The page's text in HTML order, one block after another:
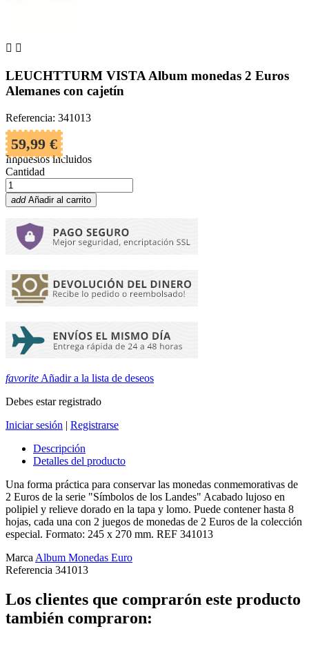
 
LEUCHTTURM VISTA Album monedas 2 Euros
Alemanes con cajetín
Referencia: 341013
59,99 €
Impuestos incluidos
Cantidad
add Añadir al carrito
favorite Añadir a la lista de deseos
Debes estar registrado
Iniciar sesión | Registrarse
Descripción
Detalles del producto
Una forma práctica para conservar las monedas conmemorativas de
2 Euros de la serie "Símbolos de los Landes" Acabado lujoso en
polipiel y relieve dorado en la tapa y lomo. Puede contener hasta 8
hojas, cada una con 2 juegos de monedas de 2 Euros de la colección
especial. Formato: 245 x 270 mm. REF 341013
Marca Album Monedas Euro
Referencia 341013
Los clientes que comprarón este producto
también compraron: